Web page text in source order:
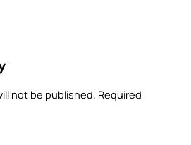
not be published. Required